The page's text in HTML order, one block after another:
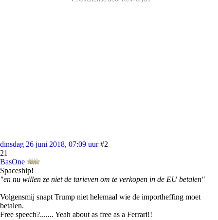
dinsdag 26 juni 2018, 07:09 uur #2
21
BasOne
Spaceship!
"en nu willen ze niet de tarieven om te verkopen in de EU betalen"
Volgensmij snapt Trump niet helemaal wie de importheffing moet
betalen.
Free speech?....... Yeah about as free as a Ferrari!!